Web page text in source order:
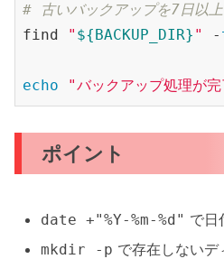
# 古いバックアップを7日以
find
" ${BACKUP_DIR} " -
echo "バックアップ処理が
ポイント
date +"%Y-%m-%d" で日
mkdir -p で存在しない